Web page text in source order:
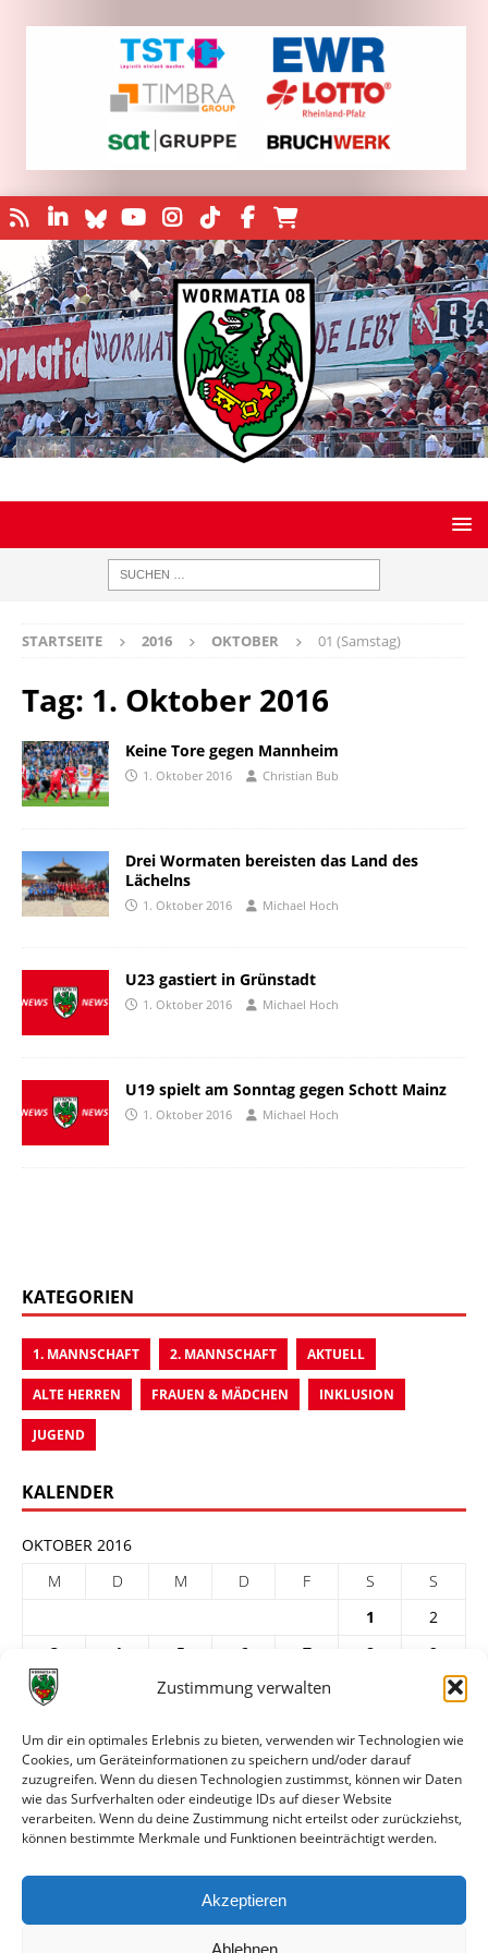
Zustimmung verwalten
Um dir ein optimales Erlebnis zu bieten, verwenden wir Technologien wie
Cookies, um Geräteinformationen zu speichern und/oder darauf
zuzugreifen. Wenn du diesen Technologien zustimmst, können wir Daten
wie das Surfverhalten oder eindeutige IDs auf dieser Website
verarbeiten. Wenn du deine Zustimmung nicht erteilst oder zurückziehst,
können bestimmte Merkmale und Funktionen beeinträchtigt werden.
Akzeptieren
Ablehnen
STARTSEITE 2016 OKTOBER 01 (Samstag)
Tag: 1. Oktober 2016
Keine Tore gegen Mannheim
1. Oktober 2016 Christian Bub
Drei Wormaten bereisten das Land des
Lächelns
1. Oktober 2016 Michael Hoch
U23 gastiert in Grünstadt
1. Oktober 2016 Michael Hoch
U19 spielt am Sonntag gegen Schott Mainz
1. Oktober 2016 Michael Hoch
KATEGORIEN
1. MANNSCHAFT 2. MANNSCHAFT AKTUELL
ALTE HERREN FRAUEN & MÄDCHEN INKLUSION
JUGEND
KALENDER
OKTOBER 2016
M
D M D F S
S
1
2
3
4 5 6 7 8
9
10
12 13 14
24
25 26 27 28 29
31
« Sep.
Nov. »
ARCHIV